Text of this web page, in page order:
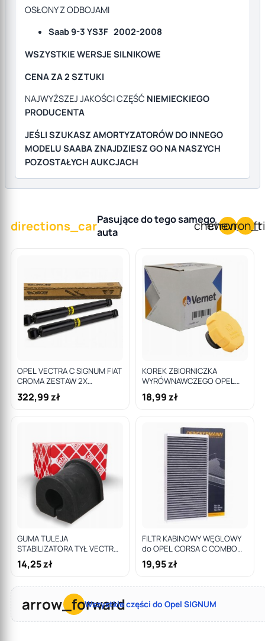
OSŁONY Z ODBOJAMI
Saab 9-3 YS3F 2002-2008
WSZYSTKIE WERSJE SILNIKOWE
CENA ZA 2 SZTUKI
NAJWYŻSZEJ JAKOŚCI CZĘŚĆ NIEMIECKIEGO
PRODUCENTA
JEŚLI SZUKASZ AMORTYZATORÓW DO INNEGO
MODELU SAABA ZNAJDZIESZ GO NA NASZYCH
POZOSTAŁYCH AUKCJACH
directions_carPasujące do tego samego
auta
chevron_left
OPEL VECTRA C SIGNUM FIAT
CROMA ZESTAW 2X
AMORTYZATOR TYŁ MONROE
322,99 zł
GUMA TULEJA
STABILIZATORA TYŁ VECTRA
C SIGNUM 18MM
14,25 zł
KOREK ZBIORNICZKA
WYRÓWNAWCZEGO OPEL
ZAFIRA B ASTRA H VECTRA C
SIGNUM
18,99 zł
FILTR KABINOWY WĘGLOWY
do OPEL CORSA C COMBO
SIGNUM VECTRA C
19,95 zł
arrow_forwardWszystkie części do Opel SIGNUM